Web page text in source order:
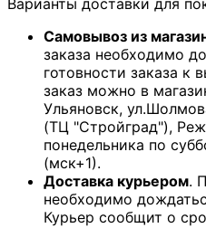
Варианты доставки для
Самовывоз из
заказа необходимо
готовности заказа к
заказ можно в
Ульяновск,
(ТЦ "Стройград"),
понедельника по
(мск+1).
Доставка курьером.
необходимо
Курьер сообщит о